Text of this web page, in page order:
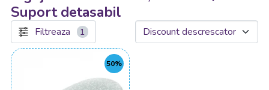
Suport detasabil
Filtreaza 1
50%